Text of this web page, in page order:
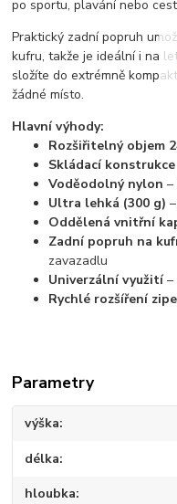
po sportu, plavání nebo
Praktický zadní popruh
kufru, takže je ideální i na
složíte do extrémně
žádné místo.
Hlavní výhody:
Rozšiřitelný objem
Skládací konstrukce
Voděodolný nylon –
Ultra lehká (300 g)
Oddělená vnitřní
Zadní popruh na
zavazadlu
Univerzální využití–
Rychlé rozšíření
Parametry
výška
délka
hloubka